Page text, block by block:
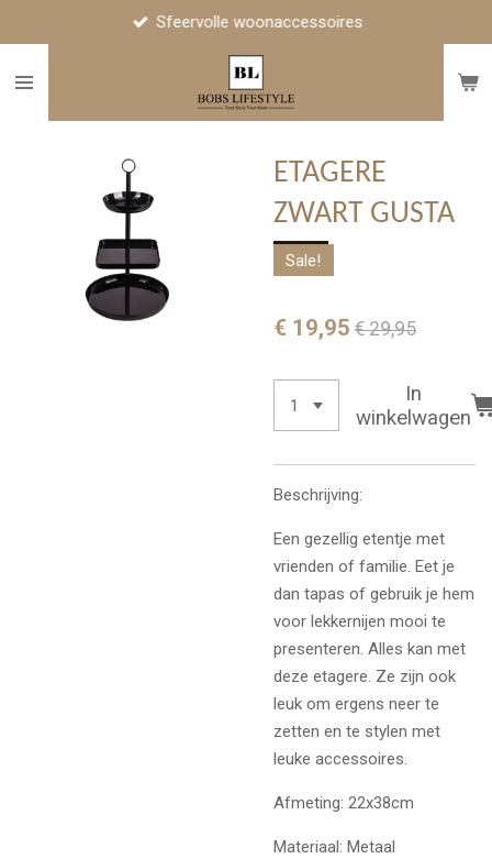
naar
Sfeervolle woonaccessoires
ETAGERE
ZWART GUSTA
Sale!
€ 19,95 € 29,95
In
winkelwagen
Beschrijving:
Een gezellig etentje met
vrienden of familie. Eet je
dan tapas of gebruik je hem
voor lekkernijen mooi te
presenteren. Alles kan met
deze etagere. Ze zijn ook
leuk om ergens neer te
zetten en te stylen met
leuke accessoires.
Afmeting: 22x38cm
Materiaal: Metaal